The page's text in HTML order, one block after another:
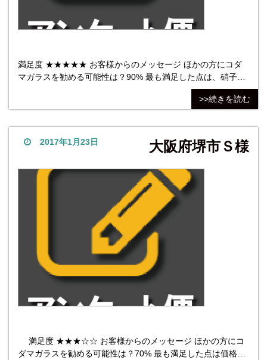
満足度 ★★★★★ お客様からのメッセージ ほかの方にコダ
マガラスを勧める可能性は？90% 最も満足した点は、硝子扉
の修理が自分で出来たこと。最も不満だった点は無し。 他社
>>続きを読む
2017年1月23日 大阪府堺市Ｓ様
ダマガラスを勧める可能性は？70% 最も満足した点は価格。